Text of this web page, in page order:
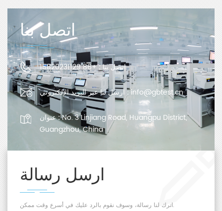
اتصل بنا
اتصل بنا :+86 15820231129
ارسل لنا عبر البريد الإلكتروني :info@gbtest.cn
عنوان :No. 3 Linjiang Road, Huangpu District,
Guangzhou, China
ارسل رسالة
اترك لنا رسالة، وسوف نقوم بالرد عليك في أسرع وقت ممكن.